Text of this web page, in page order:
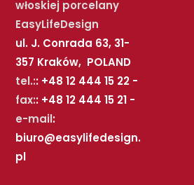
włoskiej porcelany
EasyLifeDesign
ul. J. Conrada 63, 31-
357 Kraków, POLAND
tel.:: +48 12 444 15 22 -
fax:: +48 12 444 15 21 -
e-mail:
biuro@easylifedesign.
pl